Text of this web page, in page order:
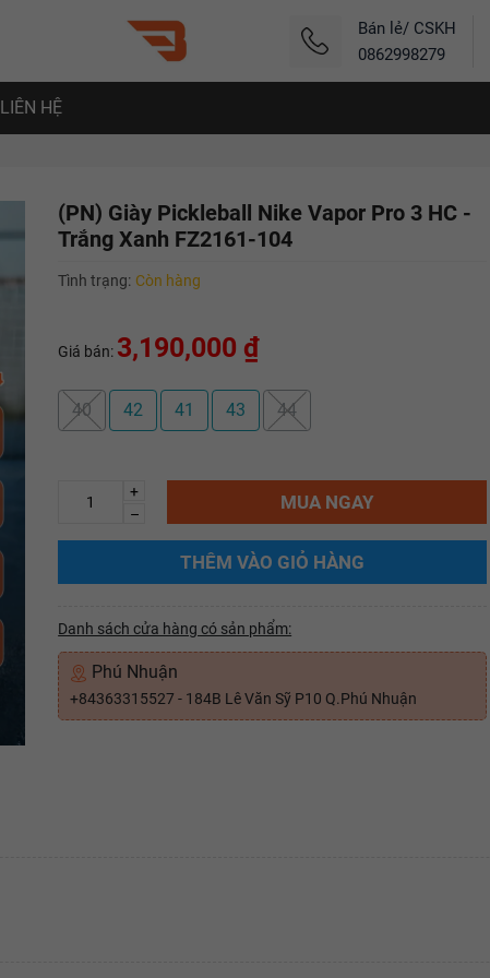
Bán lẻ/ CSKH
0862998279
LIÊN HỆ
(PN) Giày Pickleball Nike Vapor Pro 3 HC -
Trắng Xanh FZ2161-104
Tình trạng: Còn hàng
Giá bán: 3,190,000 ₫
40 42 41 43 44
+
–
MUA NGAY
THÊM VÀO GIỎ HÀNG
Danh sách cửa hàng có sản phẩm:
Phú Nhuận
+84363315527 - 184B Lê Văn Sỹ P10 Q.Phú Nhuận